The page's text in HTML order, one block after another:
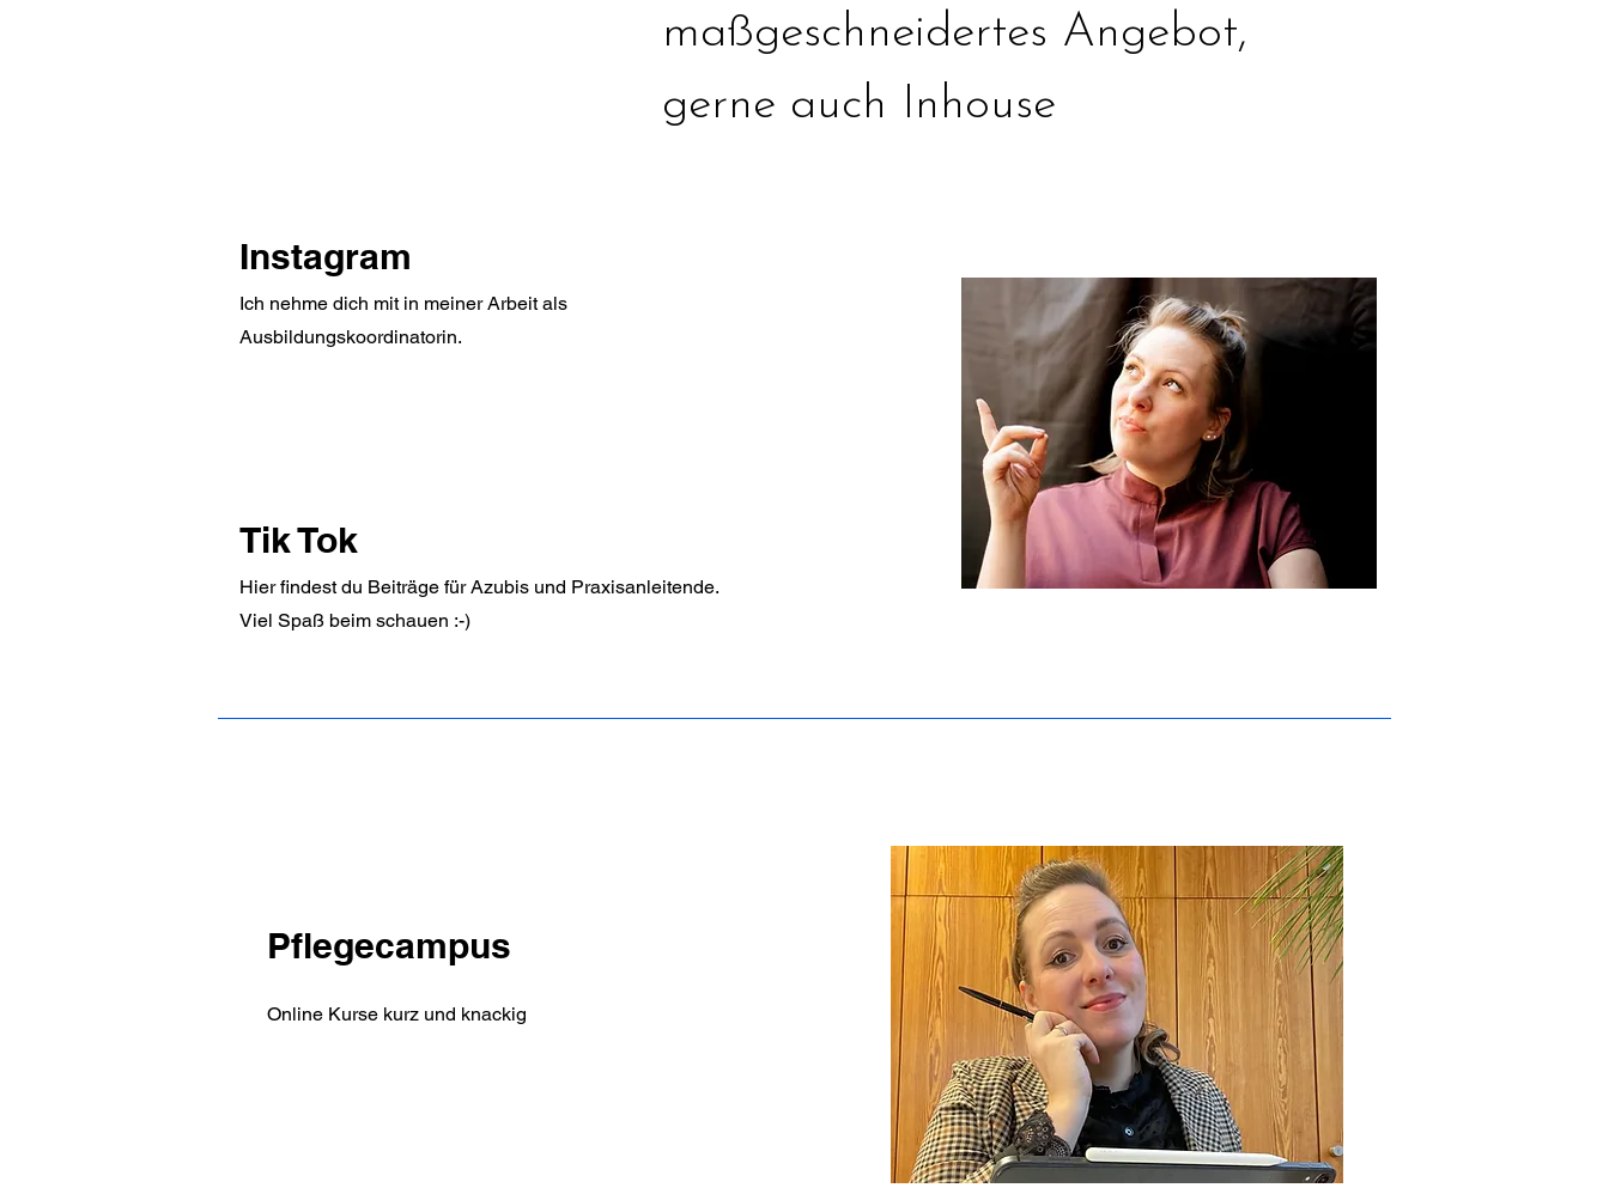
maßgeschneidertes Angebot,
gerne auch Inhouse
Instagram
Ich nehme dich mit in meiner Arbeit als
Ausbildungskoordinatorin.
Tik Tok
Hier findest du Beiträge für Azubis und Praxisanleitende.
Viel Spaß beim schauen :-)
Pflegecampus
Online Kurse kurz und knackig